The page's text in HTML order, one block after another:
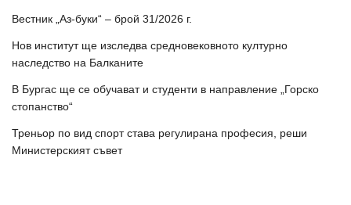
Вестник „Аз-буки“ – брой 31/2026 г.
Нов институт ще изследва средновековното културно
наследство на Балканите
В Бургас ще се обучават и студенти в направление „Горско
стопанство“
Треньор по вид спорт става регулирана професия, реши
Министерският съвет